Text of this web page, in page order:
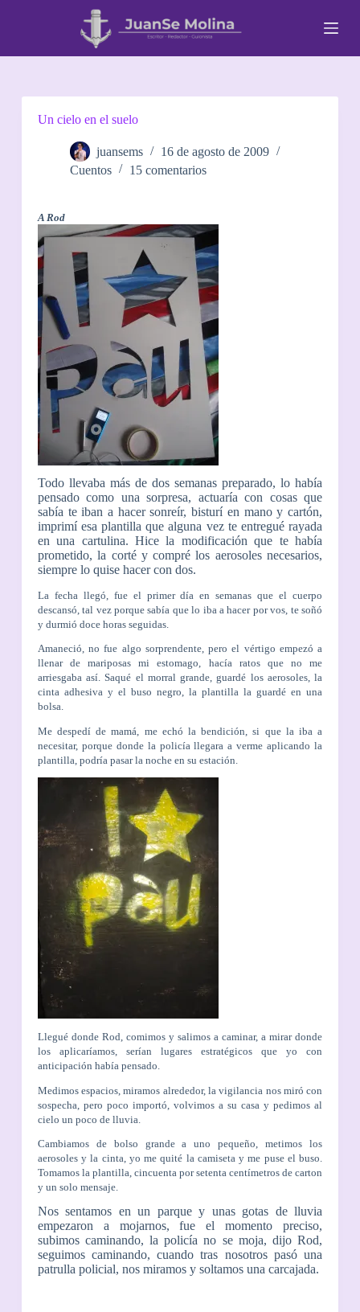
t
Un cielo en el suelo
juansems
16 de agosto de 2009
Cuentos
15 comentarios
A Rod
Todo llevaba más de dos semanas preparado, lo había
pensado como una sorpresa, actuaría con cosas que
sabía te iban a hacer sonreír, bisturí en mano y cartón,
imprimí esa plantilla que alguna vez te entregué rayada
en una cartulina. Hice la modificación que te había
prometido, la corté y compré los aerosoles necesarios,
siempre lo quise hacer con dos.
La fecha llegó, fue el primer día en semanas que el cuerpo
descansó, tal vez porque sabía que lo iba a hacer por vos, te soñó
y durmió doce horas seguidas.
Amaneció, no fue algo sorprendente, pero el vértigo empezó a
llenar de mariposas mi estomago, hacía ratos que no me
arriesgaba así. Saqué el morral grande, guardé los aerosoles, la
cinta adhesiva y el buso negro, la plantilla la guardé en una
bolsa.
Me despedí de mamá, me echó la bendición, si que la iba a
necesitar, porque donde la policía llegara a verme aplicando la
plantilla, podría pasar la noche en su estación.
Llegué donde Rod, comimos y salimos a caminar, a mirar donde
los aplicaríamos, serían lugares estratégicos que yo con
anticipación había pensado.
Medimos espacios, miramos alrededor, la vigilancia nos miró con
sospecha, pero poco importó, volvimos a su casa y pedimos al
cielo un poco de lluvia.
Cambiamos de bolso grande a uno pequeño, metimos los
aerosoles y la cinta, yo me quité la camiseta y me puse el buso.
Tomamos la plantilla, cincuenta por setenta centímetros de carton
y un solo mensaje.
Nos sentamos en un parque y unas gotas de lluvia
empezaron a mojarnos, fue el momento preciso,
subimos caminando, la policía no se moja, dijo Rod,
seguimos caminando, cuando tras nosotros pasó una
patrulla policial, nos miramos y soltamos una carcajada.